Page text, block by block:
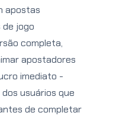
apostas
jogo
completa,
apostadores
imediato -
usuários que
de completar